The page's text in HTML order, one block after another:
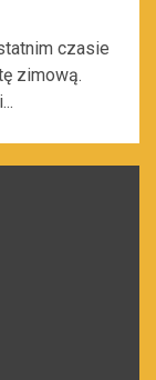
czasie
zimową.